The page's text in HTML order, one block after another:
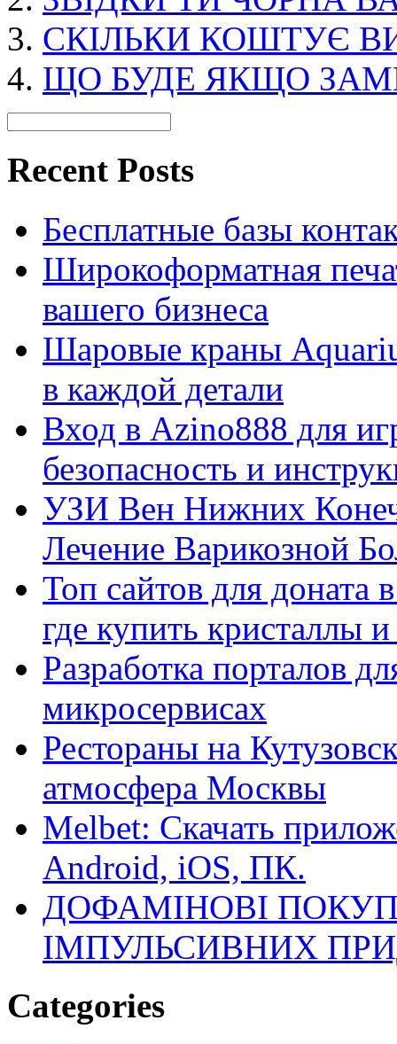
СКІЛЬКИ КОШТУЄ
ЩО БУДЕ ЯКЩО
Recent Posts
Бесплатные базы
Широкоформатная
вашего бизнеса
Шаровые краны
в каждой детали
Вход в Azino888 для
безопасность и
УЗИ Вен Нижних
Лечение Варикозной
Топ сайтов для
где купить кристаллы
Разработка порталов
микросервисах
Рестораны на
атмосфера Москвы
Melbet: Скачать
Android, iOS, ПК.
ДОФАМІНОВІ
ІМПУЛЬСИВНИХ
Categories